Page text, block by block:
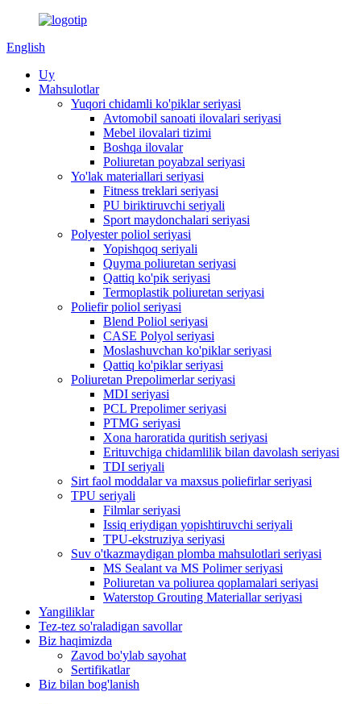
English
Uy
Mahsulotlar
Yuqori chidamli ko'piklar seriyasi
Avtomobil sanoati ilovalari seriyasi
Mebel ilovalari tizimi
Boshqa ilovalar
Poliuretan poyabzal seriyasi
Yo'lak materiallari seriyasi
Fitness treklari seriyasi
PU biriktiruvchi seriyali
Sport maydonchalari seriyasi
Polyester poliol seriyasi
Yopishqoq seriyali
Quyma poliuretan seriyasi
Qattiq ko'pik seriyasi
Termoplastik poliuretan seriyasi
Poliefir poliol seriyasi
Blend Poliol seriyasi
CASE Polyol seriyasi
Moslashuvchan ko'piklar seriyasi
Qattiq ko'piklar seriyasi
Poliuretan Prepolimerlar seriyasi
MDI seriyasi
PCL Prepolimer seriyasi
PTMG seriyasi
Xona haroratida quritish seriyasi
Erituvchiga chidamlilik bilan davolash seriyasi
TDI seriyali
Sirt faol moddalar va maxsus poliefirlar seriyasi
TPU seriyali
Filmlar seriyasi
Issiq eriydigan yopishtiruvchi seriyali
TPU-ekstruziya seriyasi
Suv o'tkazmaydigan plomba mahsulotlari seriyasi
MS Sealant va MS Polimer seriyasi
Poliuretan va poliurea qoplamalari seriyasi
Waterstop Grouting Materiallar seriyasi
Yangiliklar
Tez-tez so'raladigan savollar
Biz haqimizda
Zavod bo'ylab sayohat
Sertifikatlar
Biz bilan bog'lanish